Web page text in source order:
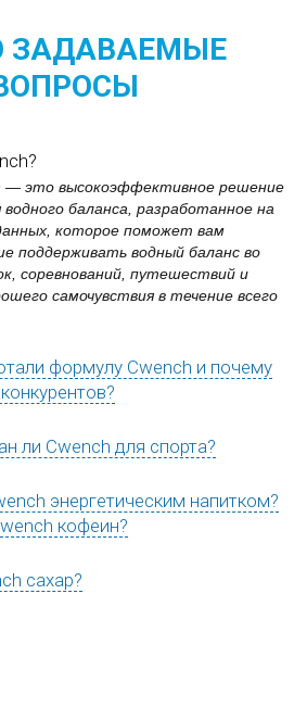
ЗАДАВАЕМЫЕ
— это высокоэффективное решение
баланса, разработанное на
которое поможет вам
поддерживать водный баланс во
соревнований, путешествий и
самочувствия в течение всего
формулу Cwench и почему
ли Cwench для спорта?
энергетическим напитком?
кофеин?
сахар?